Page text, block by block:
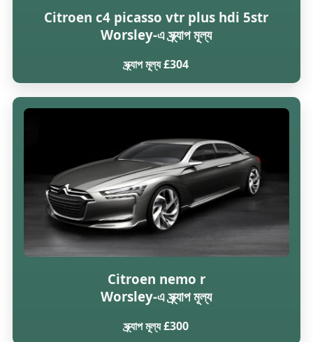
Citroen c4 picasso vtr plus hdi 5str
Worsley-এ স্ক্র্যাপ মূল্য
স্ক্র্যাপ মূল্য £304
Citroen nemo r
Worsley-এ স্ক্র্যাপ মূল্য
স্ক্র্যাপ মূল্য £300